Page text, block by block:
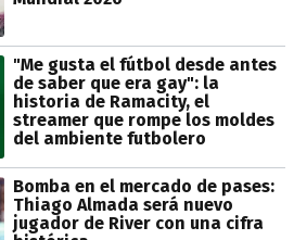
"Me gusta el fútbol desde antes
de saber que era gay": la
historia de Ramacity, el
streamer que rompe los moldes
del ambiente futbolero
Bomba en el mercado de pases:
Thiago Almada será nuevo
jugador de River con una cifra